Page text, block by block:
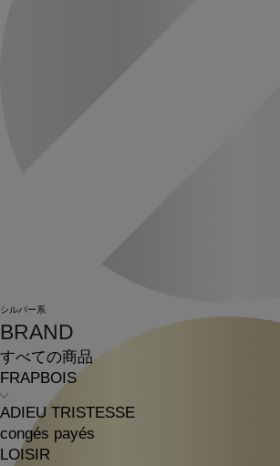
BRAND
すべての商品
FRAPBOIS
ADIEU TRISTESSE
congés payés
LOISIR
シルバー系